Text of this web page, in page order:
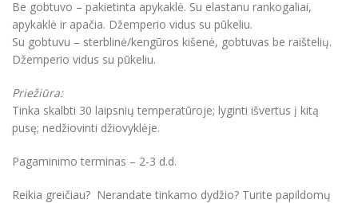
Be gobtuvo – pakietinta apykaklė. Su elastanu rankogaliai,
apykaklė ir apačia. Džemperio vidus su pūkeliu.
Su gobtuvu – sterblinė/kengūros kišenė, gobtuvas be raištelių.
Džemperio vidus su pūkeliu.
Priežiūra:
Tinka skalbti 30 laipsnių temperatūroje; lyginti išvertus į kitą
pusę; nedžiovinti džiovyklėje.
Pagaminimo terminas – 2-3 d.d.
Reikia greičiau? Nerandate tinkamo dydžio? Turite papildomų